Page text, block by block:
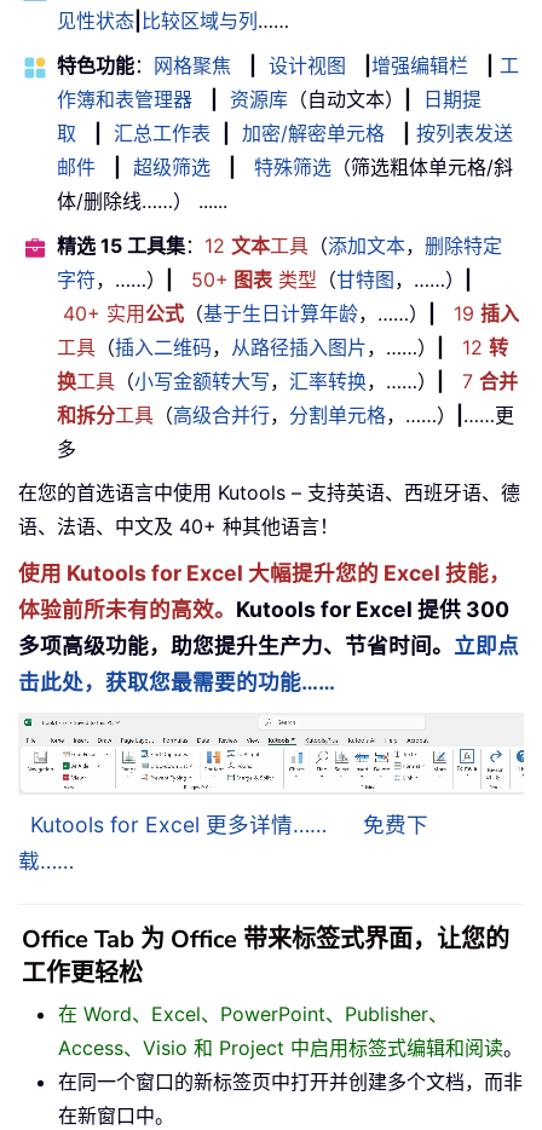
见性状态 比较区域与列……
特色功能： 网格聚焦 设计视图 增强编辑栏
工
作簿和表管理器
资源库 （自动文本）
日期提
取
汇总工作表 加密/解密单元格
按列表发送
邮件
超级筛选 特殊筛选 （筛选粗体单元格/斜
体/删除线……） ......
精选 15 工具集： 12 文本工具 （添加文本， 删除特定
字符，……） 50+ 图表 类型 （甘特图，……）
40+ 实用公式 （基于生日计算年龄，……） 19 插入
工具 （插入二维码， 从路径插入图片，……） 12 转
换工具 （小写金额转大写， 汇率转换，……） 7 合并
和拆分工具 （高级合并行， 分割单元格，……）
……更
多
在您的首选语言中使用 Kutools – 支持英语、西班牙语、德
语、法语、中文及 40+ 种其他语言！
使用 Kutools for Excel 大幅提升您的 Excel 技能，
体验前所未有的高效。 Kutools for Excel 提供 300
多项高级功能，助您提升生产力、节省时间。 立即点
击此处，获取您最需要的功能……
Kutools for Excel 更多详情……
免费下
载……
Office Tab 为 Office 带来标签式界面，让您的
工作更轻松
在 Word、Excel、PowerPoint、Publisher、
Access、Visio 和 Project 中启用标签式编辑和阅读。
在同一个窗口的新标签页中打开并创建多个文档，而非
在新窗口中。